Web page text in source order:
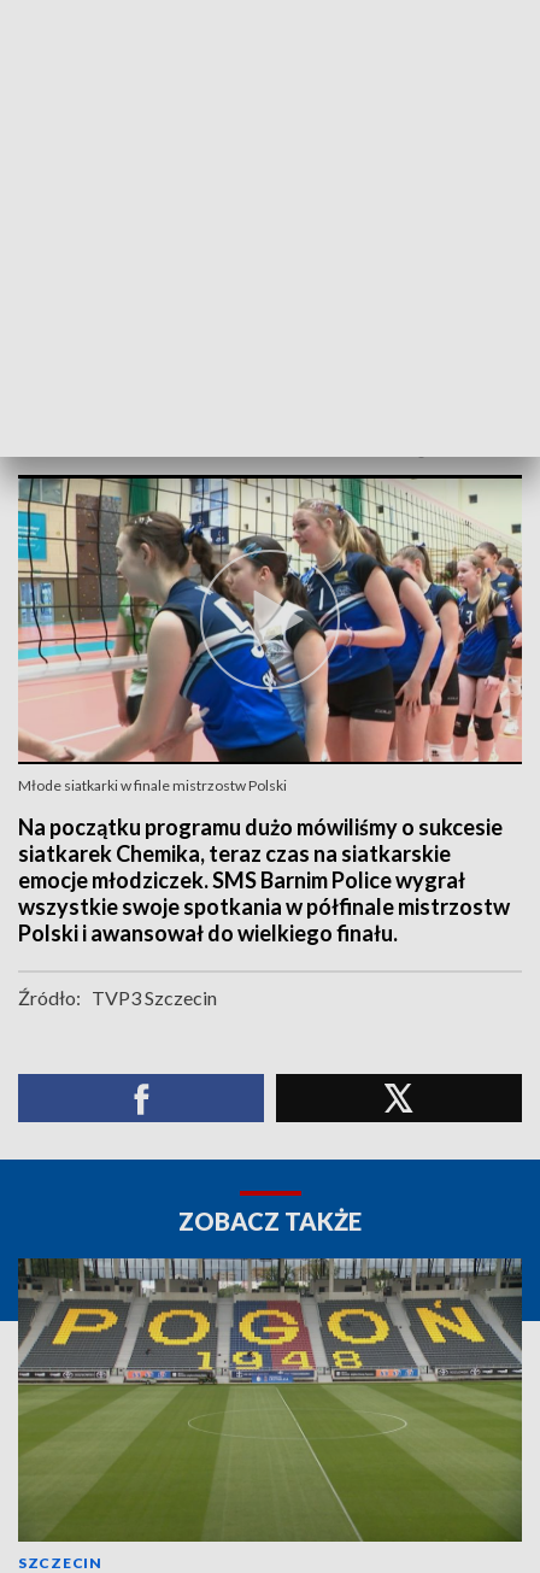
Młode siatkarki w finale mistrzostw Polski
Na początku programu dużo mówiliśmy o sukcesie
siatkarek Chemika, teraz czas na siatkarskie
emocje młodziczek. SMS Barnim Police wygrał
wszystkie swoje spotkania w półfinale mistrzostw
Polski i awansował do wielkiego finału.
Źródło: TVP3 Szczecin
ZOBACZ TAKŻE
SZCZECIN